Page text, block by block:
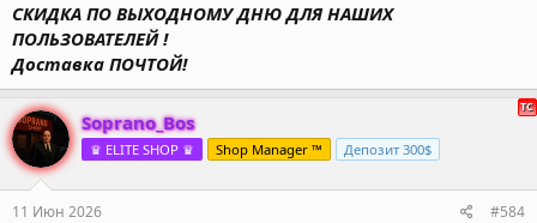
СКИДКА ПО ВЫХОДНОМУ ДНЮ ДЛЯ НАШИХ
ПОЛЬЗОВАТЕЛЕЙ !
Доставка ПОЧТОЙ!
Soprano_Bos
♛ ELITE SHOP ♛ Shop Manager ™ Депозит 300$
11 Июн 2026 #584